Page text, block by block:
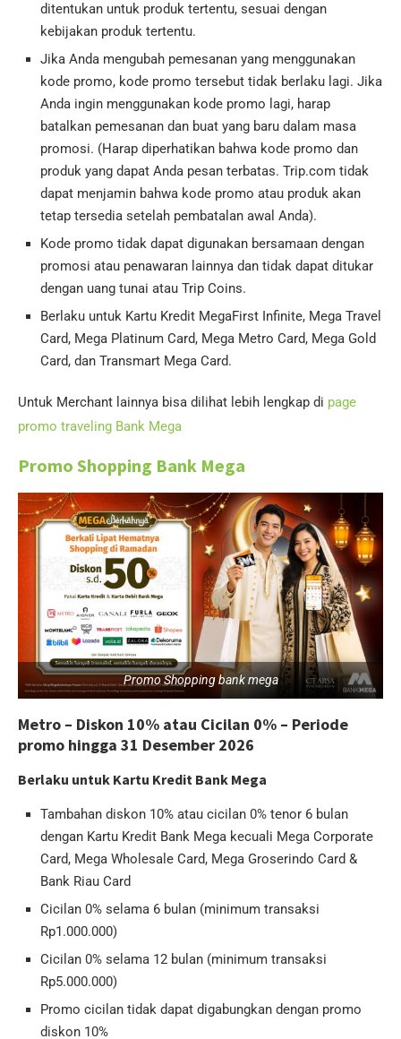
ditentukan untuk produk tertentu, sesuai dengan
kebijakan produk tertentu.
Jika Anda mengubah pemesanan yang menggunakan
kode promo, kode promo tersebut tidak berlaku lagi. Jika
Anda ingin menggunakan kode promo lagi, harap
batalkan pemesanan dan buat yang baru dalam masa
promosi. (Harap diperhatikan bahwa kode promo dan
produk yang dapat Anda pesan terbatas. Trip.com tidak
dapat menjamin bahwa kode promo atau produk akan
tetap tersedia setelah pembatalan awal Anda).
Kode promo tidak dapat digunakan bersamaan dengan
promosi atau penawaran lainnya dan tidak dapat ditukar
dengan uang tunai atau Trip Coins.
Berlaku untuk Kartu Kredit MegaFirst Infinite, Mega Travel
Card, Mega Platinum Card, Mega Metro Card, Mega Gold
Card, dan Transmart Mega Card.
Untuk Merchant lainnya bisa dilihat lebih lengkap di page
promo traveling Bank Mega
Promo Shopping Bank Mega
Promo Shopping bank mega
Metro – Diskon 10% atau Cicilan 0% – Periode
promo hingga 31 Desember 2026
Berlaku untuk Kartu Kredit Bank Mega
Tambahan diskon 10% atau cicilan 0% tenor 6 bulan
dengan Kartu Kredit Bank Mega kecuali Mega Corporate
Card, Mega Wholesale Card, Mega Groserindo Card &
Bank Riau Card
Cicilan 0% selama 6 bulan (minimum transaksi
Rp1.000.000)
Cicilan 0% selama 12 bulan (minimum transaksi
Rp5.000.000)
Promo cicilan tidak dapat digabungkan dengan promo
diskon 10%